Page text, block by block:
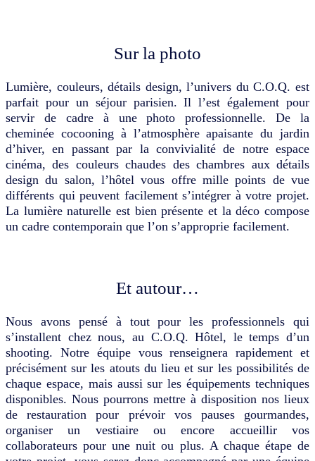
Sur la photo
Lumière, couleurs, détails design, l’univers du C.O.Q. est
parfait pour un séjour parisien. Il l’est également pour
servir de cadre à une photo professionnelle. De la
cheminée cocooning à l’atmosphère apaisante du jardin
d’hiver, en passant par la convivialité de notre espace
cinéma, des couleurs chaudes des chambres aux détails
design du salon, l’hôtel vous offre mille points de vue
différents qui peuvent facilement s’intégrer à votre projet.
La lumière naturelle est bien présente et la déco compose
un cadre contemporain que l’on s’approprie facilement.
Et autour…
Nous avons pensé à tout pour les professionnels qui
s’installent chez nous, au C.O.Q. Hôtel, le temps d’un
shooting. Notre équipe vous renseignera rapidement et
précisément sur les atouts du lieu et sur les possibilités de
chaque espace, mais aussi sur les équipements techniques
disponibles. Nous pourrons mettre à disposition nos lieux
de restauration pour prévoir vos pauses gourmandes,
organiser un vestiaire ou encore accueillir vos
collaborateurs pour une nuit ou plus. A chaque étape de